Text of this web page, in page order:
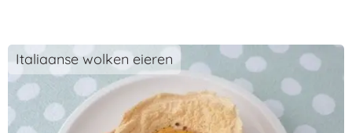
Italiaanse wolken eieren